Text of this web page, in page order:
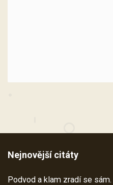
Nejnovější citáty
Podvod a klam zradí se sám.